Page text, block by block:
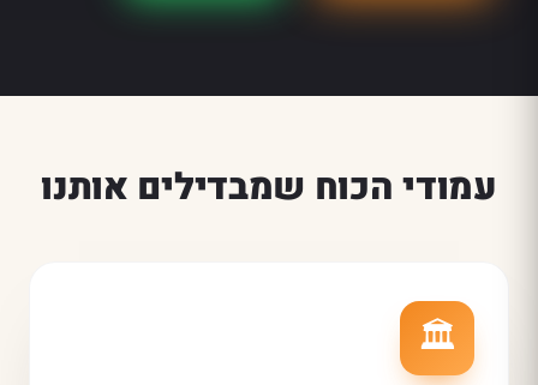
עמודי הכוח שמבדילים אותנו
🏛️